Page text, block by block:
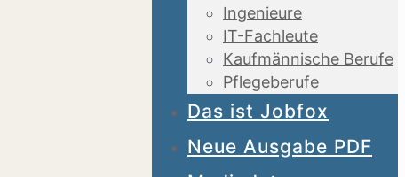
Ingenieure
IT-Fachleute
Kaufmännische Berufe
Pflegeberufe
Das ist Jobfox
Neue Ausgabe PDF